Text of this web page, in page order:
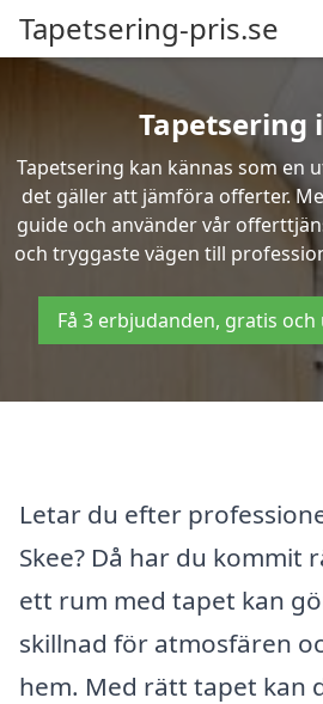
Tapetsering-pris.se
Tapetsering
Tapetsering kan kännas som en
det gäller att jämföra offerter.
guide och använder vår
och tryggaste vägen till
Få 3 erbjudanden, gratis
Letar du efter
Skee? Då har du kommit
ett rum med tapet kan
skillnad för atmosfären
hem. Med rätt tapet kan